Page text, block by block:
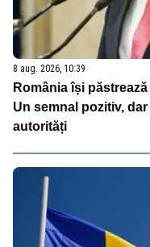
8 aug. 2026, 10:39
România își
Un semnal pozitiv,
autorități